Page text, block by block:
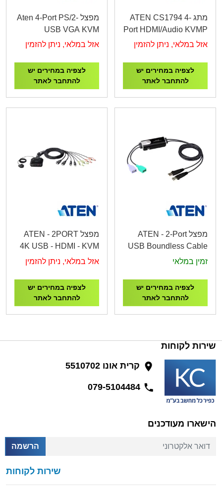
מתג ATEN CS1794 4-
Port HDMI/Audio KVMP
Switch
אזל במלאי, ניתן להזמין
לצפיה במחירים יש
להתחבר לאתר
מפצל Aten 4-Port PS/2-
USB VGA KVM
CS64US
אזל במלאי, ניתן להזמין
לצפיה במחירים יש
להתחבר לאתר
מפצל ATEN - 2-Port
USB Boundless Cable
KM Switch CS62KM
זמין במלאי
לצפיה במחירים יש
להתחבר לאתר
מפצל ATEN - 2PORT
4K USB - HDMI - KVM
CS22H
אזל במלאי, ניתן להזמין
לצפיה במחירים יש
להתחבר לאתר
שירות לקוחות
קרית אונו 5510702
הישארו מעודכנים
דואר אלקטרוני הרשמה
שירות לקוחות